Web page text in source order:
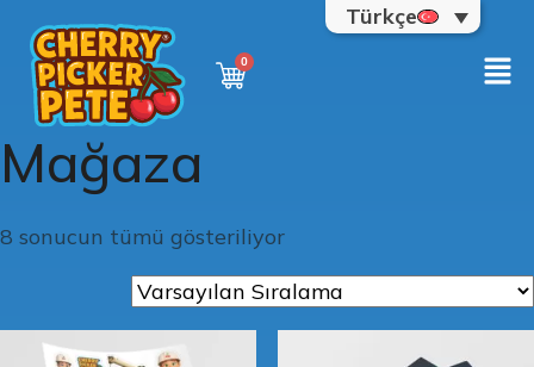
Türkçe
Mağaza
8 sonucun tümü gösteriliyor